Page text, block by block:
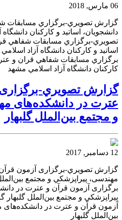
06 مارس, 2018
گزارش تصويري-برگزاري مسابقات
دانشجويان، اساتيد و كاركنان
تصويري-برگزاري مسابقات شفاهي
اساتيد و كاركنان دانشگاه آزاد
برگزاري مسابقات شفاهي قران و
كاركنان دانشگاه آزاد اسلامي مشهد
گزارش تصويري-
عترت در دانشکده‌های
و مجتمع بین‌الملل گلبهار
12 دسامبر, 2017
گزارش تصويري-برگزاری آزمون
مهندسی، پيراپزشكي و مجتمع
برگزاری آزمون قرآن و عترت در
پيراپزشكي و مجتمع بین‌الملل
آزمون قرآن و عترت در دانشکده‌های
بین‌الملل گلبهار